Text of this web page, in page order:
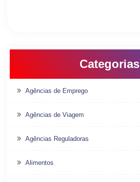
Categorias
Agências de Emprego
Agências de Viagem
Agências Reguladoras
Alimentos